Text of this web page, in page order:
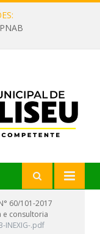
60/101-2017
e consultoria
INEXIG-.pdf